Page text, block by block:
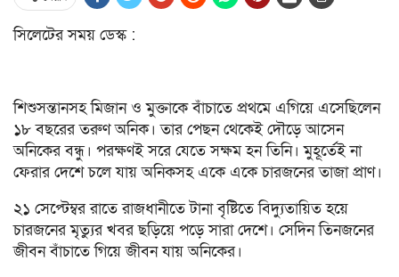
সিলেটের সময় ডেস্ক :
শিশুসন্তানসহ মিজান ও মুক্তাকে বাঁচাতে প্রথমে এগিয়ে এসেছিলেন
১৮ বছরের তরুণ অনিক। তার পেছন থেকেই দৌড়ে আসেন
অনিকের বন্ধু। পরক্ষণই সরে যেতে সক্ষম হন তিনি। মুহূর্তেই না
ফেরার দেশে চলে যায় অনিকসহ একে একে চারজনের তাজা প্রাণ।
২১ সেপ্টেম্বর রাতে রাজধানীতে টানা বৃষ্টিতে বিদ্যুতায়িত হয়ে
চারজনের মৃত্যুর খবর ছড়িয়ে পড়ে সারা দেশে। সেদিন তিনজনের
জীবন বাঁচাতে গিয়ে জীবন যায় অনিকের।